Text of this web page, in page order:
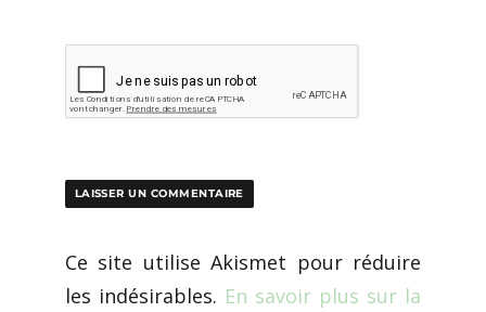
Ce site utilise Akismet pour réduire
les indésirables. En savoir plus sur la